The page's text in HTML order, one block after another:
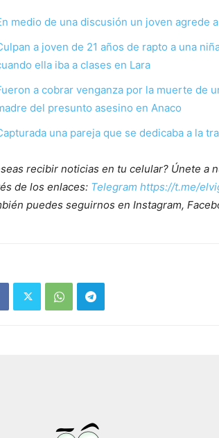
medio de una discusión un joven agrede
a joven de 21 años de rapto a una
ella iba a clases en Lara
a cobrar venganza por la muerte de
del presunto asesino en Anaco
una pareja que se dedicaba a la
recibir noticias en tu celular? Únete a
de los enlaces: Telegram https://t.me/
puedes seguirnos en Instagram,